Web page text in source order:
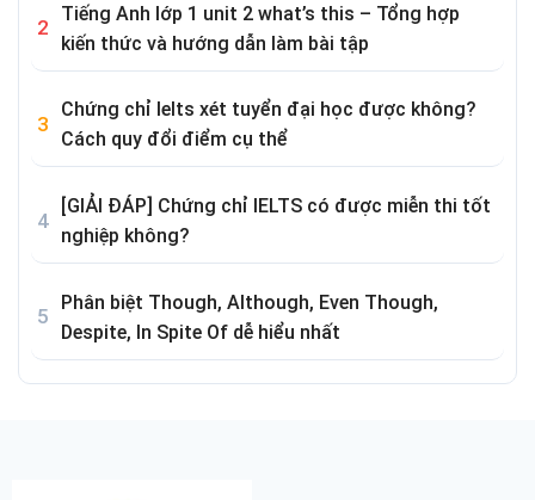
Tiếng Anh lớp 1 unit 2 what’s this – Tổng hợp
kiến thức và hướng dẫn làm bài tập
Chứng chỉ Ielts xét tuyển đại học được không?
Cách quy đổi điểm cụ thể
[GIẢI ĐÁP] Chứng chỉ IELTS có được miễn thi tốt
nghiệp không?
Phân biệt Though, Although, Even Though,
Despite, In Spite Of dễ hiểu nhất